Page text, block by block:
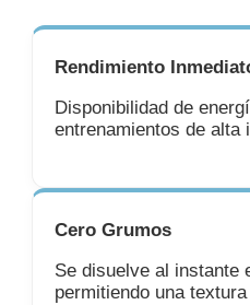
Rendimiento
Disponibilidad de
entrenamientos de alta
Cero Grumos
Se disuelve al instante
permitiendo una